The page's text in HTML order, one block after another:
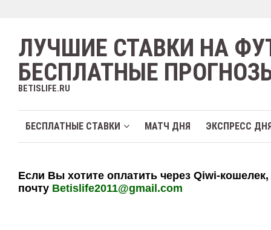
ЛУЧШИЕ СТАВКИ НА
БЕСПЛАТНЫЕ
BETISLIFE.RU
БЕСПЛАТНЫЕ СТАВКИ МАТЧ ДНЯ ЭКСПРЕСС
Если Вы хотите оплатить через Qiwi-
почту Betislife2011@gmail.com